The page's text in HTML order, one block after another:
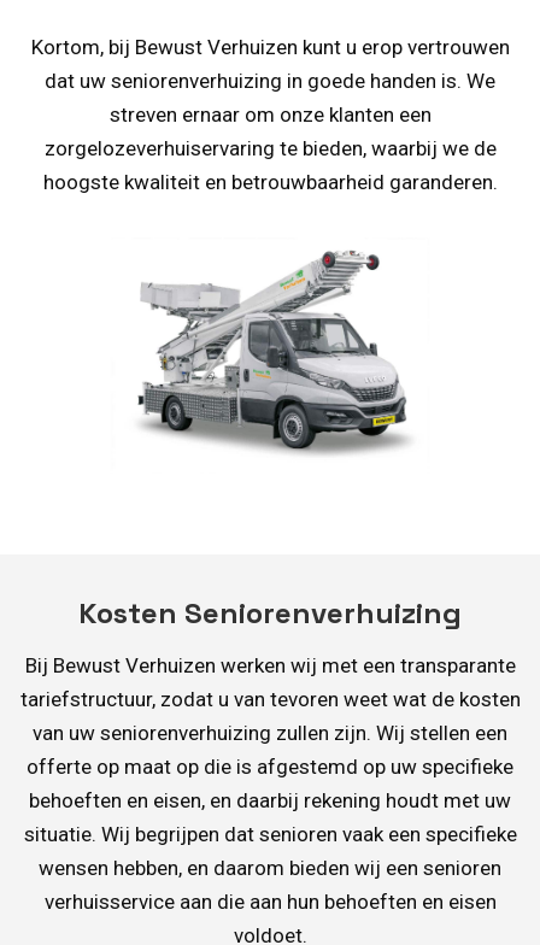
Kortom, bij Bewust Verhuizen kunt u erop vertrouwen
dat uw seniorenverhuizing in goede handen is. We
streven ernaar om onze klanten een
zorgelozeverhuiservaring te bieden, waarbij we de
hoogste kwaliteit en betrouwbaarheid garanderen.
Kosten Seniorenverhuizing
Bij Bewust Verhuizen werken wij met een transparante
tariefstructuur, zodat u van tevoren weet wat de kosten
van uw seniorenverhuizing zullen zijn. Wij stellen een
offerte op maat op die is afgestemd op uw specifieke
behoeften en eisen, en daarbij rekening houdt met uw
situatie. Wij begrijpen dat senioren vaak een specifieke
wensen hebben, en daarom bieden wij een senioren
verhuisservice aan die aan hun behoeften en eisen
voldoet.